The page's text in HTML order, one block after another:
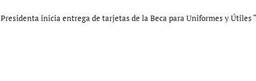
Presidenta inicia entrega de tarjetas de la Beca para Uniformes y